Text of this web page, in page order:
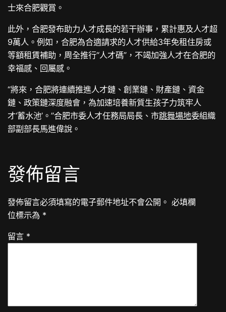
士來合肥觀賞。
此外，合肥發布助力人才成長的若干辦事，累計惠及人才超
9萬人。例如，合肥為合適請求的人才供給3年免租住房或
等額租賃補助，周全推行“人才碼”，不竭加強人才在合肥的
幸福感、回屬感。
“將來，合肥將連續推進人才鏈、創業鏈、財產鏈、資金
鏈、政策鏈深度融會，為加速培養新質生孩子力筑牢人
才‘蓄水池’。”合肥市委人才任務局局長、市跳舞場地委組織
部副部長馬進偉說。
發佈留言
發佈留言必須填寫的電子郵件地址不會公開。 必填欄
位標示為 *
留言 *